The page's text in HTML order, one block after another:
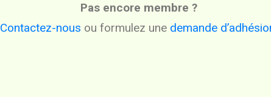
Pas encore membre ?
Contactez-nous ou formulez une demande